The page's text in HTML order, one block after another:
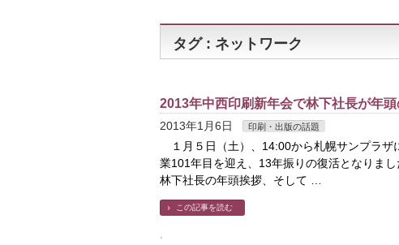
タグ : ネットワーク
2013年中西印刷新年会で林下社長が年
2013年1月6日 印刷・出版の話題
１月５日（土）、14:00から札幌サンプラザ
業101年目を迎え、13年振りの復活となりま
林下社長の年頭挨拶、そして …
この記事を読む